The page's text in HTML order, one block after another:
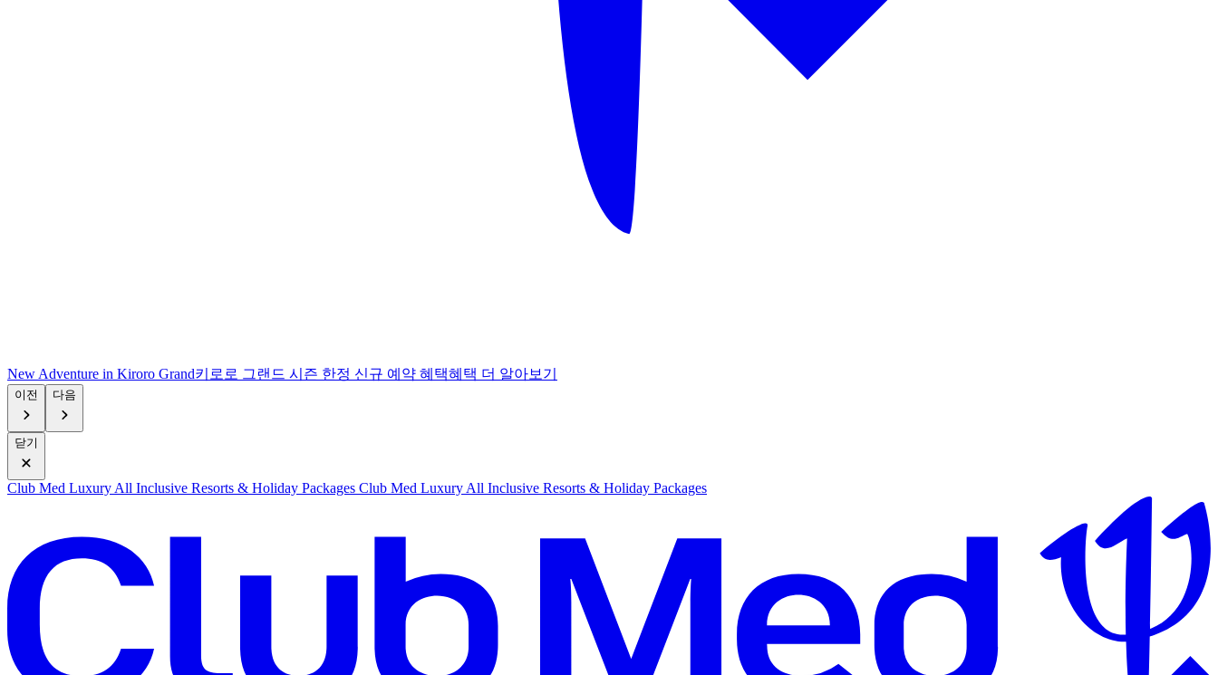
New Adventure in Kiroro Grand키로로 그랜드 시즌 한정 신규 예약 혜택혜 택 더 알아보기
이전 다음
닫기
Club Med Luxury All Inclusive Resorts & Holiday Packages Club Med Luxury All Inclusive Resorts & Holiday Packages